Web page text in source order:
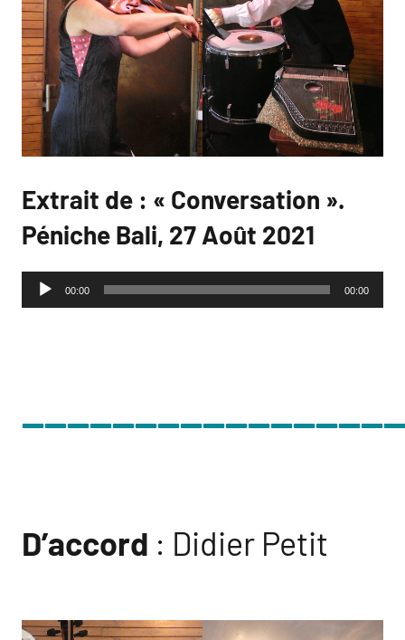
Extrait de : « Conversation ».
Péniche Bali, 27 Août 2021
Lecteur
audio
00:00 00:00
D’accord : Didier Petit